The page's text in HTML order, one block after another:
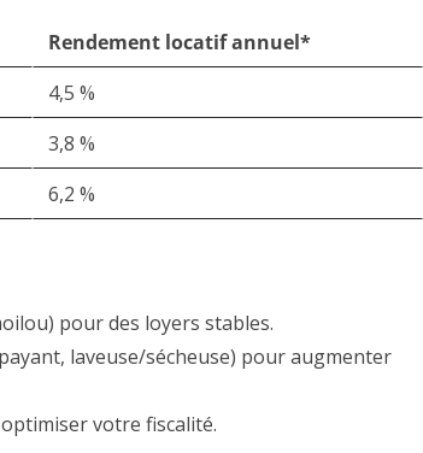
Rendement locatif annuel*
4,5 %
3,8 %
6,2 %
pour des loyers stables.
laveuse/sécheuse) pour augmenter
votre fiscalité.